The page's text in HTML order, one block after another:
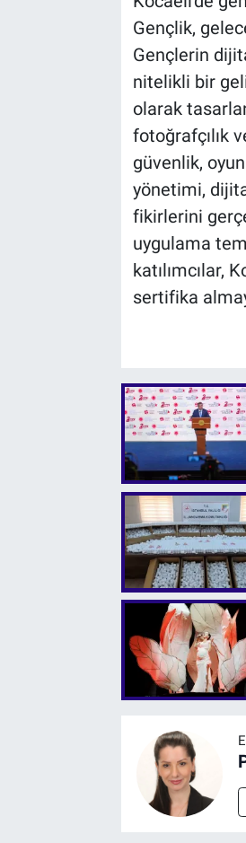
Gençlik,
Gençlerin
nitelikli bir
olarak
fotoğrafçılık
güvenlik,
yönetimi,
fikirlerini
uygulama
katılımcılar,
sertifika